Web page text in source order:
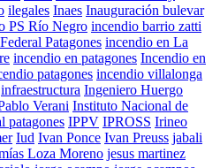
ilegales Inaes Inauguración bulevar
PS Río Negro incendio barrio zatti
Patagones incendio en La
incendio en patagones Incendio en
patagones incendio villalonga
infraestructura Ingeniero Huergo
Verani Instituto Nacional de
patagones IPPV IPROSS Irineo
Iud Ivan Ponce Ivan Preuss jabali
Loza Moreno jesus martinez